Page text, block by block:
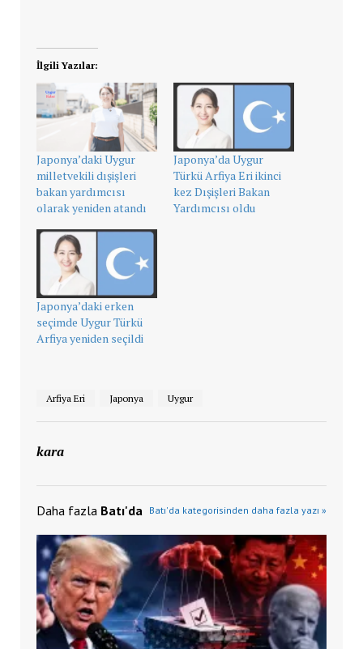
İlgili Yazılar:
Japonya’daki Uygur
milletvekili dışişleri
bakan yardımcısı
olarak yeniden atandı
Japonya’da Uygur
Türkü Arfiya Eri ikinci
kez Dışişleri Bakan
Yardımcısı oldu
Japonya’daki erken
seçimde Uygur Türkü
Arfiya yeniden seçildi
Arfiya Eri Japonya Uygur
kara
Daha fazla Batı'da Batı'da kategorisinden daha fazla yazı »